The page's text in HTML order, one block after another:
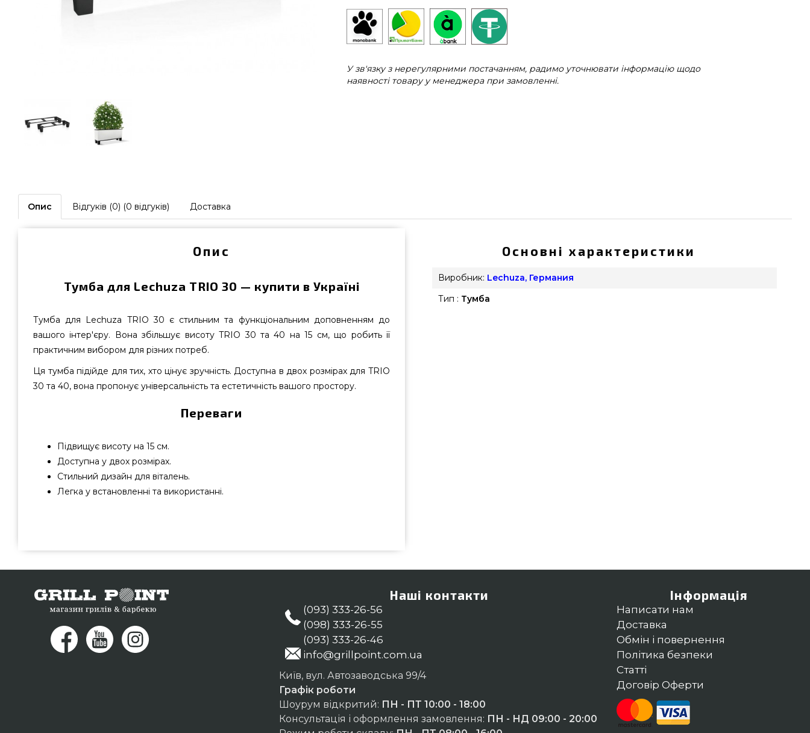
У зв'язку з нерегулярними постачанням, радимо уточнювати інформацію щодо
наявності товару у менеджера при замовленні.
Опис Відгуків (0) (0 відгуків) Доставка
Опис
Тумба для Lechuza TRIO 30 — купити в Україні
Тумба для Lechuza TRIO 30 є стильним та функціональним доповненням до
вашого інтер'єру. Вона збільшує висоту TRIO 30 та 40 на 15 см, що робить її
практичним вибором для різних потреб.
Ця тумба підійде для тих, хто цінує зручність. Доступна в двох розмірах для TRIO
30 та 40, вона пропонує універсальність та естетичність вашого простору.
Переваги
Підвищує висоту на 15 см.
Доступна у двох розмірах.
Стильний дизайн для віталень.
Легка у встановленні та використанні.
Найкращі пропозиції на Вазони та горщики для квітів в інтернет каталозі GrillPoint.
Напишіть прямо зараз нашим працівникам на телефонний номер (098) 333-26-55 и мы
Основні характеристики
Виробник: Lechuza, Германия
Тип : Тумба
Наші контакти
(093) 333-26-56
(098) 333-26-55
(093) 333-26-46
info@grillpoint.com.ua
Київ, вул. Автозаводська 99/4
Графік роботи
Шоурум відкритий: ПН - ПТ 10:00 - 18:00
Консультація і оформлення замовлення: ПН - НД 09:00 - 20:00
Інформація
Написати нам
Доставка
Обмін і повернення
Політика безпеки
Статті
Договір Оферти